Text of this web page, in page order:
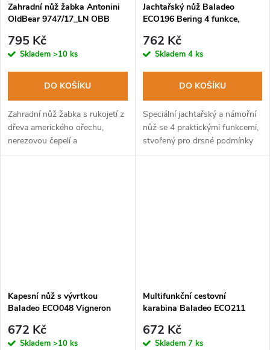
Zahradní nůž žabka Antonini
OldBear 9747/17_LN OBB
americký ořech
795 Kč
Skladem >10 ks
DO KOŠÍKU
Zahradní nůž žabka s rukojetí z
dřeva amerického ořechu,
nerezovou čepelí a
bezpečnostní pojistkou proti
Jachtařský nůž Baladeo
ECO196 Bering 4 funkce,
rukojeť nerezová ocel
762 Kč
Skladem 4 ks
DO KOŠÍKU
Speciální jachtařský a námořní
nůž se 4 praktickými funkcemi,
stvořený pro drsné podmínky
na vodě.
Kapesní nůž s vývrtkou
Baladeo ECO048 Vigneron
dřevo zebrawood, trn
672 Kč
Skladem >10 ks
Multifunkční cestovní
karabina Baladeo ECO211
zámek ocel 420, hliníkové tělo
672 Kč
Skladem 7 ks